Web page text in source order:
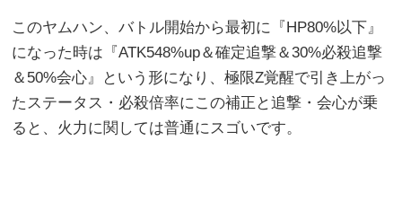
このヤムハン、バトル開始から最初に『HP80%以下』
になった時は『ATK548%up＆確定追撃＆30%必殺追撃
＆50%会心』という形になり、極限Z覚醒で引き上がっ
たステータス・必殺倍率にこの補正と追撃・会心が乗
ると、火力に関しては普通にスゴいです。